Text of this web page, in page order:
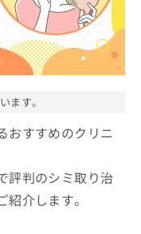
ます。
おすすめのクリニ
評判のシミ取り治
介します。